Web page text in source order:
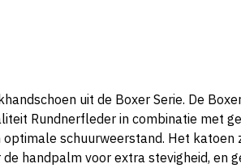
uit de Boxer Serie. De
Rundnerfleder in combinatie met
schuurweerstand. Het
handpalm voor extra stevigheid, en